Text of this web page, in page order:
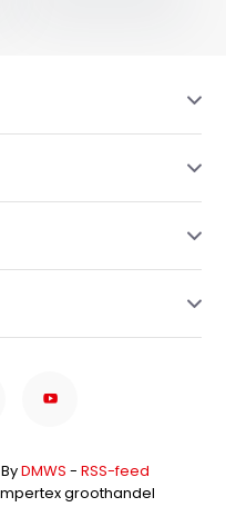
DMWS - RSS-feed
groothandel